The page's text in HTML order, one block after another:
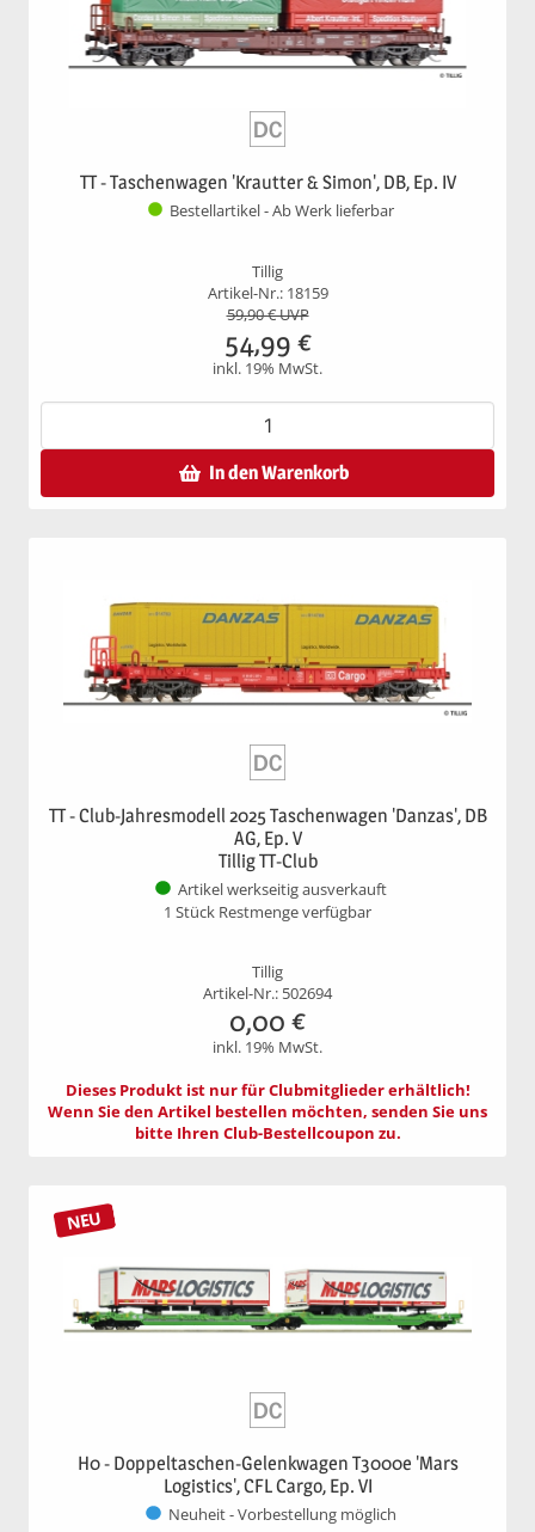
TT - Taschenwagen 'Krautter & Simon', DB, Ep. IV
Bestellartikel - Ab Werk lieferbar
Tillig
Artikel-Nr.: 18159
59,90€ UVP
54,99 €
inkl. 19% MwSt.
In den Warenkorb
TT - Club-Jahresmodell 2025 Taschenwagen 'Danzas', DB
AG, Ep. V
Tillig TT-Club
Artikel werkseitig ausverkauft
1 Stück Restmenge verfügbar
Tillig
Artikel-Nr.: 502694
0,00 €
inkl. 19% MwSt.
Dieses Produkt ist nur für Clubmitglieder erhältlich!
Wenn Sie den Artikel bestellen möchten, senden Sie uns
bitte Ihren Club-Bestellcoupon zu.
NEU
H0 - Doppeltaschen-Gelenkwagen T3000e 'Mars
Logistics', CFL Cargo, Ep. VI
Neuheit - Vorbestellung möglich